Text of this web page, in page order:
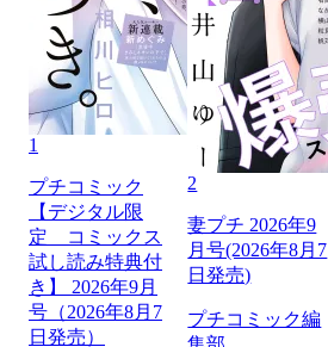
1
プチコミック
【デジタル限
定 コミックス
試し読み特典付
き】 2026年9月
号（2026年8月7
日発売）
2
妻プチ 2026年9
月号(2026年8月7
日発売)
プチコミック編